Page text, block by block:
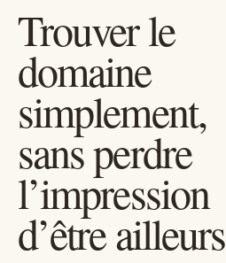
Trouver le
domaine
simplement,
sans perdre
l’impression
d’être ailleurs